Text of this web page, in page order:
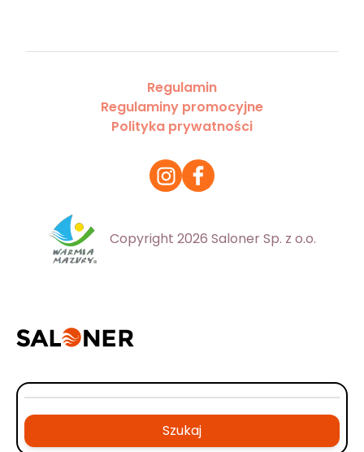
Regulamin
Regulaminy promocyjne
Polityka prywatności
Copyright 2026 Saloner Sp. z o.o.
Szukaj